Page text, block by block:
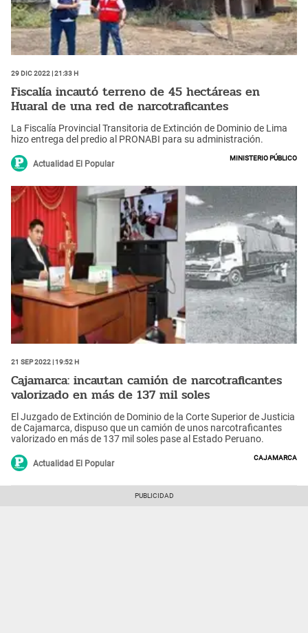
29 Dic 2022 | 21:33 h
Fiscalía incautó terreno de 45 hectáreas en
Huaral de una red de narcotraficantes
La Fiscalía Provincial Transitoria de Extinción de Dominio de Lima
hizo entrega del predio al PRONABI para su administración.
Actualidad El Popular
Ministerio Público
21 Sep 2022 | 19:52 h
Cajamarca: incautan camión de narcotraficantes
valorizado en más de 137 mil soles
El Juzgado de Extinción de Dominio de la Corte Superior de Justicia
de Cajamarca, dispuso que un camión de unos narcotraficantes
valorizado en más de 137 mil soles pase al Estado Peruano.
Actualidad El Popular
Cajamarca